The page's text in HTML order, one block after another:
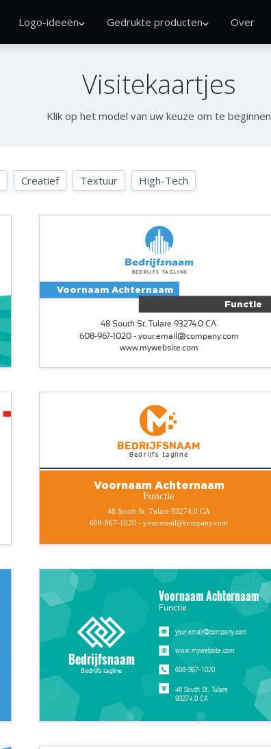
Logo-ideeën Gedrukte producten Over
Visitekaartjes
Klik op het model van uw keuze om te beginnen
Creatief Textuur High-Tech
www.mywebsite.com
Functie
48 South St. Tulare 93274.0 CA
608-967-1020 - your.email@company.com
Voornaam Achternaam
Bedrijfsnaam
Bedrijfs tagline
48 South St. Tulare 93274.0 CA
608-967-1020 - your.email@company.com
Voornaam Achternaam
Functie
Bedrijfsnaam
Bedrijfs tagline
608-967-1020
48 South St. Tulare
93274.0 CA
www.mywebsite.com
Functie
your.email@company.com
Voornaam Achternaam
Bedrijfsnaam
Bedrijfs tagline